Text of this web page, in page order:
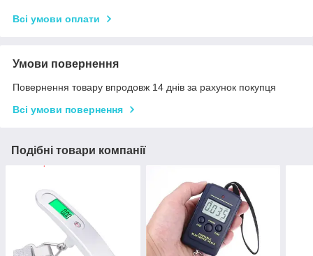
Всі умови оплати
Умови повернення
Повернення товару впродовж 14 днів за рахунок покупця
Всі умови повернення
Подібні товари компанії